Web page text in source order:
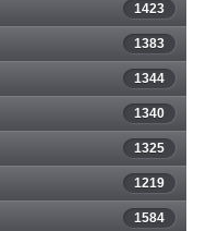
1423
1383
1344
1340
1325
1219
1584